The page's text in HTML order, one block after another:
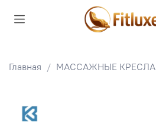
Главная МАССАЖНЫЕ КРЕСЛА